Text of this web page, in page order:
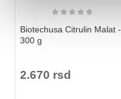
★ ★ ★ ★ ★
Biotechusa Citrulin Malat -
300 g
2.670 rsd